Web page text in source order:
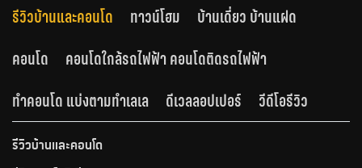
รีวิวบ้านและคอนโด ทาวน์โฮม
บ้านเดี่ยว บ้านแฝด
คอนโด
คอนโดใกล้รถไฟฟ้า คอนโดติดรถไฟฟ้า
ทำคอนโด แบ่งตามทำเลเล
ดีเวลลอปเปอร์ วีดีโอรีวิว
รีวิวบ้านและคอนโด